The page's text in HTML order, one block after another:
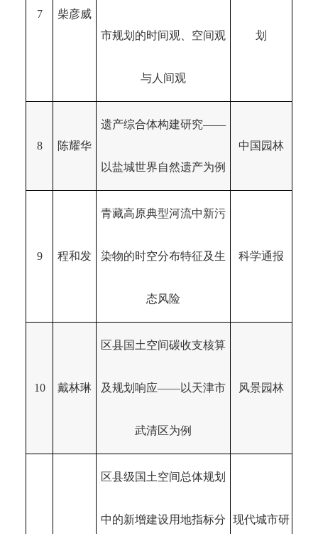
7 柴彦威
市规划的时间观、空间观
与人间观
划
8 陈耀华
遗产综合体构建研究——
以盐城世界自然遗产为例
中国园林
9 程和发
青藏高原典型河流中新污
染物的时空分布特征及生
态风险
科学通报
10 戴林琳
区县国土空间碳收支核算
及规划响应——以天津市
武清区为例
风景园林
区县级国土空间总体规划
中的新增建设用地指标分 现代城市研